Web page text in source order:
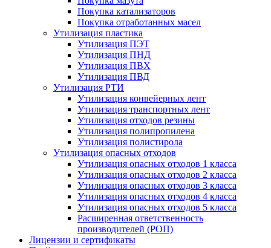
Покупка катализаторов
Покупка отработанных масел
Утилизация пластика
Утилизация ПЭТ
Утилизация ПНД
Утилизация ПВХ
Утилизация ПВД
Утилизация РТИ
Утилизация конвейерных лент
Утилизация транспортных лент
Утилизация отходов резины
Утилизация полипропилена
Утилизация полистирола
Утилизация опасных отходов
Утилизация опасных отходов 1 класса
Утилизация опасных отходов 2 класса
Утилизация опасных отходов 3 класса
Утилизация опасных отходов 4 класса
Утилизация опасных отходов 5 класса
Расширенная ответственность
производителей (РОП)
Лицензии и сертификаты